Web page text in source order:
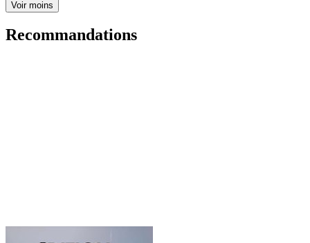
Voir moins
Recommandations